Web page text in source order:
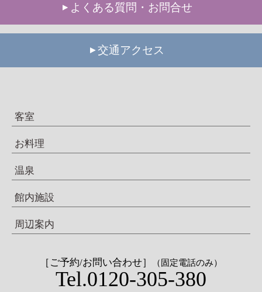
よくある質問・お問合せ
交通アクセス
客室
お料理
温泉
館内施設
周辺案内
［ご予約/お問い合わせ］ （固定電話のみ）
Tel.0120-305-380